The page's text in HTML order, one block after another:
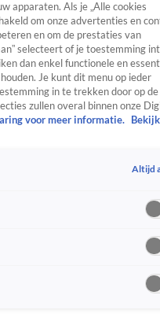
apparaten. Als je „Alle cookies
om onze advertenties en
en om de prestaties van
selecteert of je toestemming
dan enkel functionele en
Je kunt dit menu op ieder
in te trekken door op
zullen overal binnen onze
voor meer informatie.
Altijd